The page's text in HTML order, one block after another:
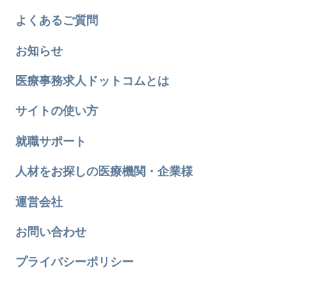
よくあるご質問
お知らせ
医療事務求人ドットコムとは
サイトの使い方
就職サポート
人材をお探しの医療機関・企業様
運営会社
お問い合わせ
プライバシーポリシー